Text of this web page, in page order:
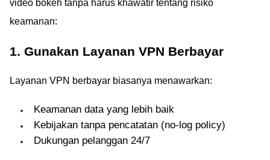
video bokeh tanpa harus khawatir tentang risiko
keamanan:
1. Gunakan Layanan VPN Berbayar
Layanan VPN berbayar biasanya menawarkan:
Keamanan data yang lebih baik
Kebijakan tanpa pencatatan (no-log policy)
Dukungan pelanggan 24/7